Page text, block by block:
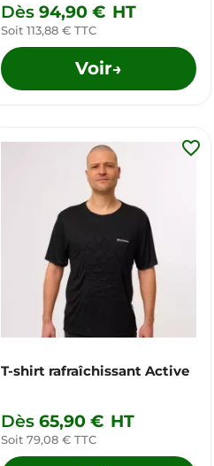
Dès 94,90 € HT
Soit 113,88 € TTC
Voir→
T-shirt rafraîchissant Active
Dès 65,90 € HT
Soit 79,08 € TTC
favorite_border